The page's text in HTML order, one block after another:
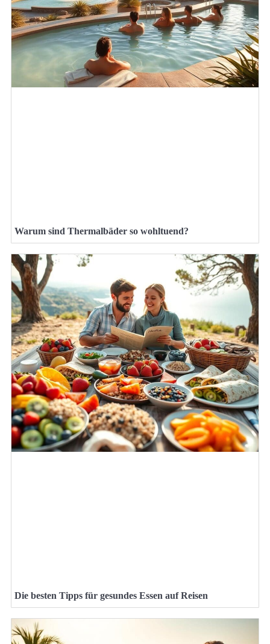
Warum sind Thermalbäder so wohltuend?
Die besten Tipps für gesundes Essen auf Reisen